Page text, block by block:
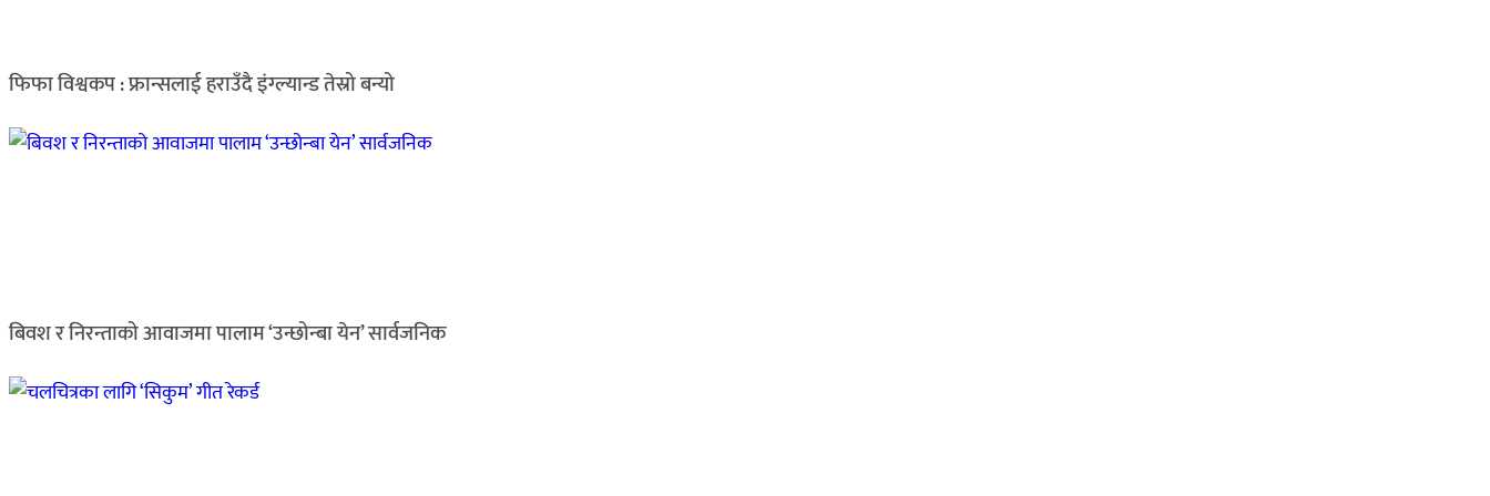
फिफा विश्वकप : फ्रान्सलाई हराउँदै इंग्ल्यान्ड तेस्रो बन्यो
बिवश र निरन्ताको आवाजमा पालाम ‘उन्छोन्बा येन’ सार्वजनिक